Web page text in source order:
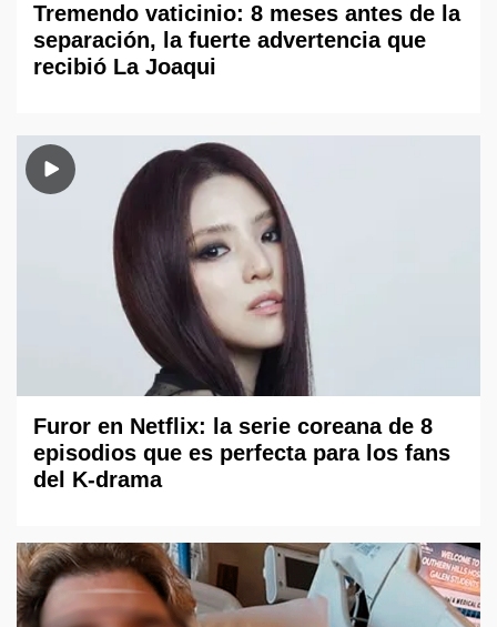
Tremendo vaticinio: 8 meses antes de la
separación, la fuerte advertencia que
recibió La Joaqui
Furor en Netflix: la serie coreana de 8
episodios que es perfecta para los fans
del K-drama